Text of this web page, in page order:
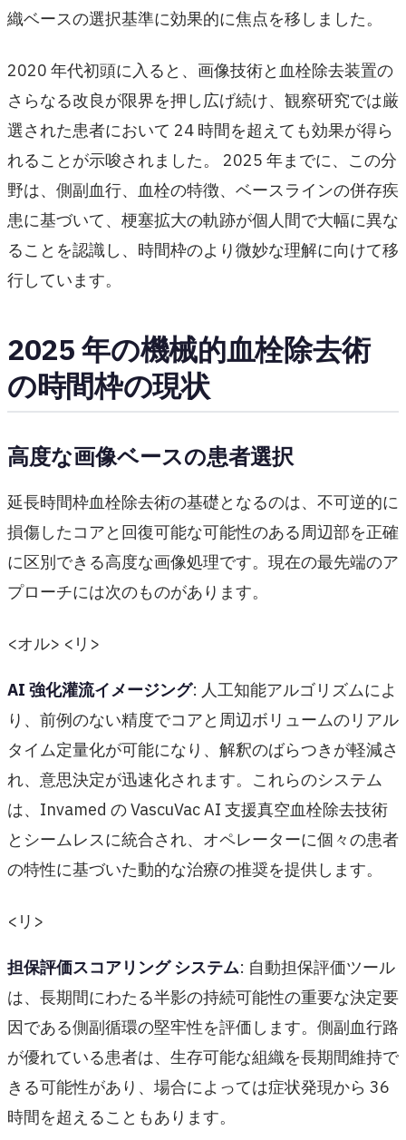
織ベースの選択基準に効果的に焦点を移しました。
2020 年代初頭に入ると、画像技術と血栓除去装置の
さらなる改良が限界を押し広げ続け、観察研究では厳
選された患者において 24 時間を超えても効果が得ら
れることが示唆されました。 2025 年までに、この分
野は、側副血行、血栓の特徴、ベースラインの併存疾
患に基づいて、梗塞拡大の軌跡が個人間で大幅に異な
ることを認識し、時間枠のより微妙な理解に向けて移
行しています。
2025 年の機械的血栓除去術
の時間枠の現状
高度な画像ベースの患者選択
延長時間枠血栓除去術の基礎となるのは、不可逆的に
損傷したコアと回復可能な可能性のある周辺部を正確
に区別できる高度な画像処理です。現在の最先端のア
プローチには次のものがあります。
<オル> <リ>
AI 強化灌流イメージング: 人工知能アルゴリズムによ
り、前例のない精度でコアと周辺ボリュームのリアル
タイム定量化が可能になり、解釈のばらつきが軽減さ
れ、意思決定が迅速化されます。これらのシステム
は、Invamed の VascuVac AI 支援真空血栓除去技術
とシームレスに統合され、オペレーターに個々の患者
の特性に基づいた動的な治療の推奨を提供します。
<リ>
担保評価スコアリング システム: 自動担保評価ツール
は、長期間にわたる半影の持続可能性の重要な決定要
因である側副循環の堅牢性を評価します。側副血行路
が優れている患者は、生存可能な組織を長期間維持で
きる可能性があり、場合によっては症状発現から 36
時間を超えることもあります。